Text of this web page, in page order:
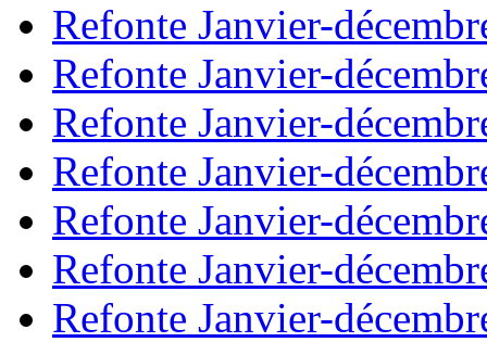
Refonte Janvier-
Refonte Janvier-
Refonte Janvier-
Refonte Janvier-
Refonte Janvier-
Refonte Janvier-
Refonte Janvier-